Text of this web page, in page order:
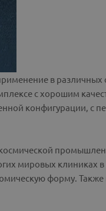
в
с хорошим
конфигурации, с
мировых клиниках в
форму. Также